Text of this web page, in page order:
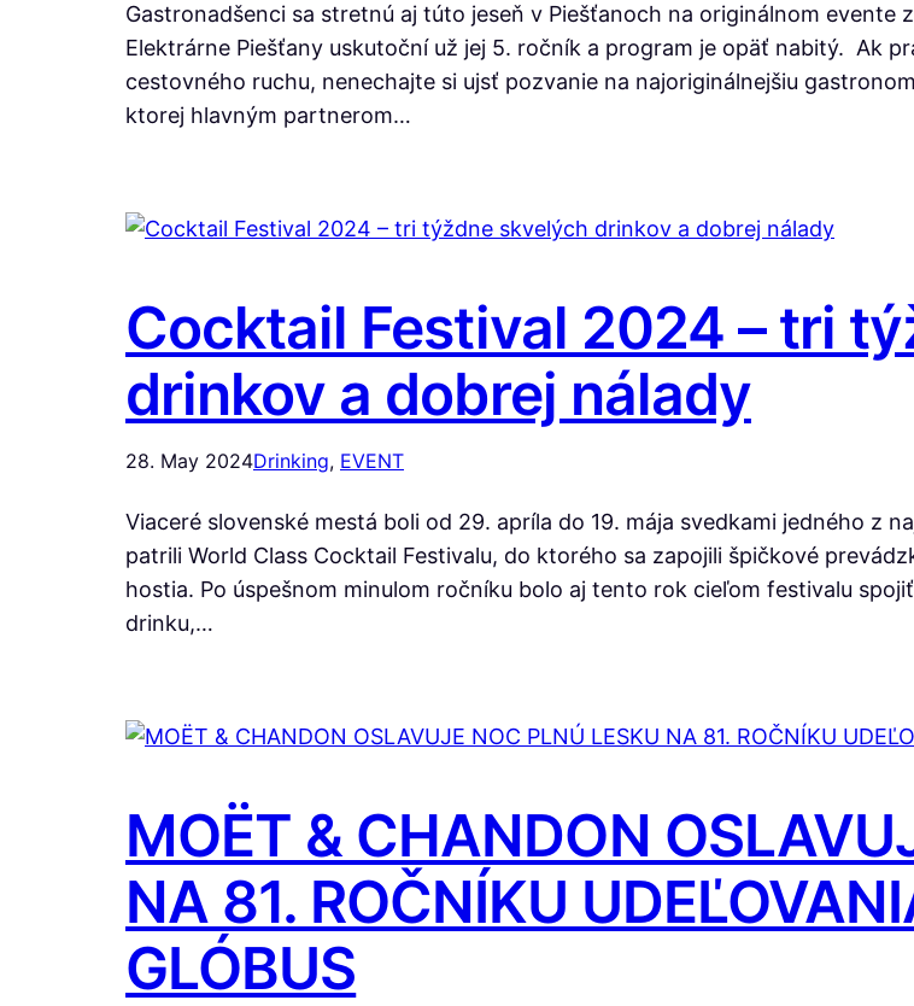
Gastronadšenci sa stretnú aj túto jeseň v Piešťanoch na originálnom
Elektrárne Piešťany uskutoční už jej 5. ročník a program je opäť nabitý. Ak
cestovného ruchu, nenechajte si ujsť pozvanie na najoriginálnejšiu
ktorej hlavným partnerom…
Cocktail Festival 2024 – tri
drinkov a dobrej nálady
28. May 2024Drinking, EVENT
Viaceré slovenské mestá boli od 29. apríla do 19. mája svedkami jedného z
patrili World Class Cocktail Festivalu, do ktorého sa zapojili špičkové
hostia. Po úspešnom minulom ročníku bolo aj tento rok cieľom festivalu
drinku,…
MOËT & CHANDON
NA 81. ROČNÍKU
GLÓBUS